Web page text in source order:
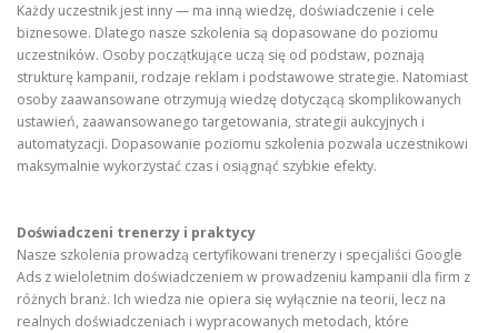
Każdy uczestnik jest inny — ma inną wiedzę, doświadczenie i cele
biznesowe. Dlatego nasze szkolenia są dopasowane do poziomu
uczestników. Osoby początkujące uczą się od podstaw, poznają
strukturę kampanii, rodzaje reklam i podstawowe strategie. Natomiast
osoby zaawansowane otrzymują wiedzę dotyczącą skomplikowanych
ustawień, zaawansowanego targetowania, strategii aukcyjnych i
automatyzacji. Dopasowanie poziomu szkolenia pozwala uczestnikowi
maksymalnie wykorzystać czas i osiągnąć szybkie efekty.
Doświadczeni trenerzy i praktycy
Nasze szkolenia prowadzą certyfikowani trenerzy i specjaliści Google
Ads z wieloletnim doświadczeniem w prowadzeniu kampanii dla firm z
różnych branż. Ich wiedza nie opiera się wyłącznie na teorii, lecz na
realnych doświadczeniach i wypracowanych metodach, które